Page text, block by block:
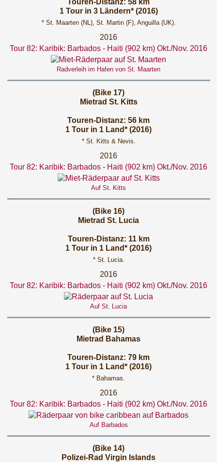
Touren-Distanz: 58 km
1 Tour in 3 Ländern* (2016)
* St. Maarten (NL), St. Martin (F), Anguilla (UK).
2016
Tour 82: Karibik: Barbados - Haiti (902 km) Okt./Nov. 2016
Radverleih im Hafen von St. Maarten
(Bike 17)
Mietrad St. Kitts
Touren-Distanz: 56 km
1 Tour in 1 Land* (2016)
* St. Kitts & Nevis.
2016
Tour 82: Karibik: Barbados - Haiti (902 km) Okt./Nov. 2016
Auf St. Kitts
(Bike 16)
Mietrad St. Lucia
Touren-Distanz: 11 km
1 Tour in 1 Land* (2016)
* St. Lucia.
2016
Tour 82: Karibik: Barbados - Haiti (902 km) Okt./Nov. 2016
Auf St. Lucia
(Bike 15)
Mietrad Bahamas
Touren-Distanz: 79 km
1 Tour in 1 Land* (2016)
* Bahamas.
2016
Tour 82: Karibik: Barbados - Haiti (902 km) Okt./Nov. 2016
Auf Barbados
(Bike 14)
Polizei-Rad Virgin Islands